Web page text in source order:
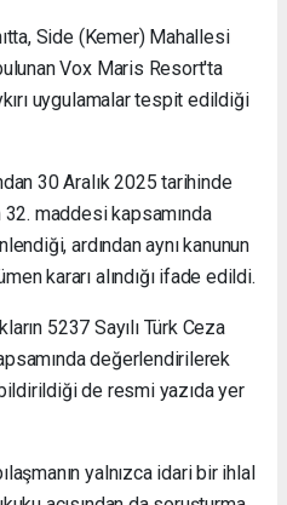
Side (Kemer) Mahallesi
Vox Maris Resort'ta
uygulamalar tespit edildiği
30 Aralık 2025 tarihinde
32. maddesi kapsamında
ardından aynı kanunun
kararı alındığı ifade edildi.
5237 Sayılı Türk Ceza
değerlendirilerek
de resmi yazıda yer
yalnızca idari bir ihlal